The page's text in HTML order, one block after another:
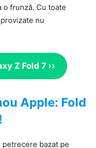
o frunză. Cu toate
nu
Z Fold 7 ››
Apple: Fold
petrecere bazat pe